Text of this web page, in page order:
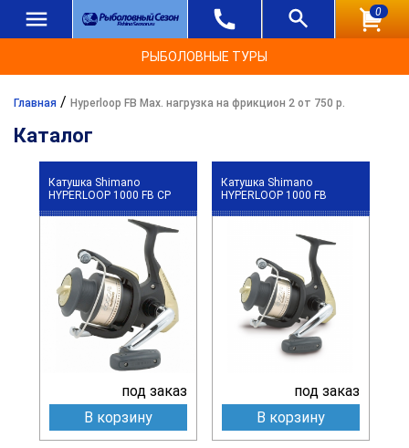
0
РЫБОЛОВНЫЕ ТУРЫ
Главная / Hyperloop FB Max. нагрузка на фрикцион 2 от 750 р.
Каталог
Катушка Shimano
HYPERLOOP 1000 FB CP
под заказ
В корзину
Катушка Shimano
HYPERLOOP 1000 FB
под заказ
В корзину